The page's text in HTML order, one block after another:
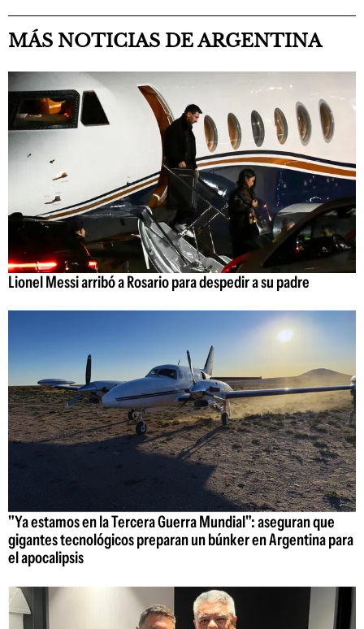
MÁS NOTICIAS DE ARGENTINA
Lionel Messi arribó a Rosario para despedir a su padre
"Ya estamos en la Tercera Guerra Mundial": aseguran que
gigantes tecnológicos preparan un búnker en Argentina para
el apocalipsis